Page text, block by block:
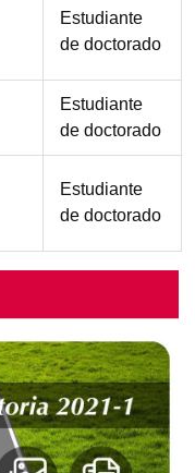
Función
Estudiante
de doctorado
Función
Estudiante
de doctorado
Función
Estudiante
de doctorado